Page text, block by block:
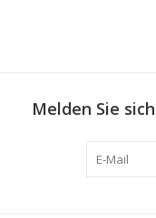
Melden Sie